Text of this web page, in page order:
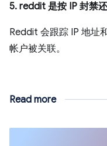
5. reddit 是按 IP 封禁
Reddit 会跟踪 IP 地址
帐户被关联。
Read more